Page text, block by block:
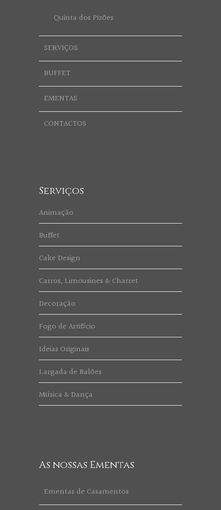
Quinta dos Pizões
SERVIÇOS
BUFFET
EMENTAS
CONTACTOS
Serviços
Animação
Buffet
Cake Design
Carros, Limousines & Charret
Decoração
Fogo de Artifício
Ideias Originais
Largada de Balões
Música & Dança
As nossas Ementas
Ementas de Casamentos